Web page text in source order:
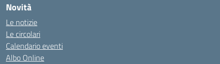
Novità
Le notizie
Le circolari
Calendario eventi
Albo Online